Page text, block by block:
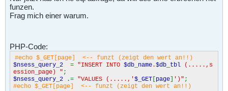
funzen.
Frag mich einer warum.
PHP-Code:
#echo $_GET[page] <-- funzt (zeigt den wert an!!)
$nsess_query_2 = "INSERT INTO $db_name .$db_tbl (.....,s
ession_page) " ;
$nsess_query_2
.= "VALUES (.....,'$_GET page ')" ;
#echo $_GET[page] <-- funzt (zeigt den wert an!!)